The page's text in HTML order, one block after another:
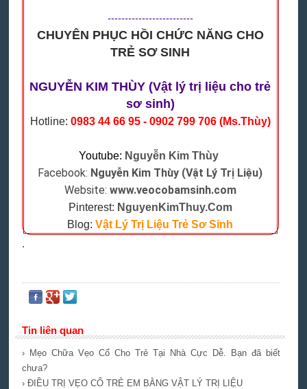
-------------------------
CHUYÊN PHỤC HỒI CHỨC NĂNG CHO
TRẺ SƠ SINH
NGUYỄN KIM THÙY (Vật lý trị liệu cho trẻ
sơ sinh)
Hotline: 0983 44 66 95 - 0902 799 706 (Ms.Thùy)
Youtube: Nguyễn Kim Thùy
Facebook: Nguyễn Kim Thùy (Vật Lý Trị Liệu)
Website: www.veocobamsinh.com
Pinterest: NguyenKimThuy.Com
Blog:Vật Lý Trị Liệu Trẻ Sơ Sinh
.
Tin liên quan
› Mẹo Chữa Vẹo Cổ Cho Trẻ Tại Nhà Cực Dễ. Bạn đã biết
chưa?
› ĐIỀU TRỊ VẸO CỔ TRẺ EM BẰNG VẬT LÝ TRỊ LIỆU